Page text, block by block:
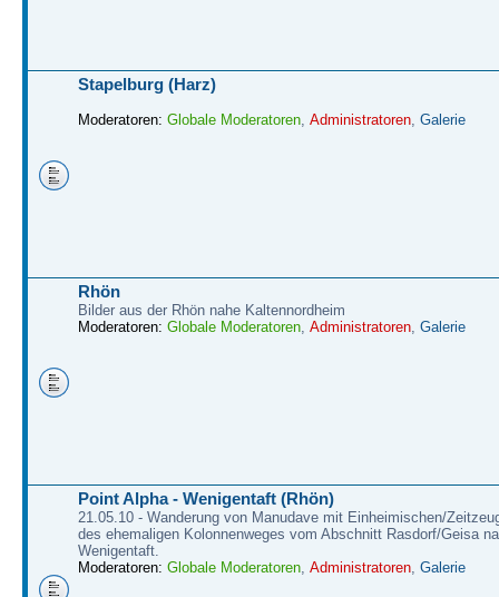
Stapelburg (Harz)
Moderatoren: Globale Moderatoren, Administratoren, Galerie
Rhön
Bilder aus der Rhön nahe Kaltennordheim
Moderatoren: Globale Moderatoren, Administratoren, Galerie
Point Alpha - Wenigentaft (Rhön)
21.05.10 - Wanderung von Manudave mit Einheimischen/
des ehemaligen Kolonnenweges vom Abschnitt Rasdorf/Geisa
Wenigentaft.
Moderatoren: Globale Moderatoren, Administratoren, Galerie